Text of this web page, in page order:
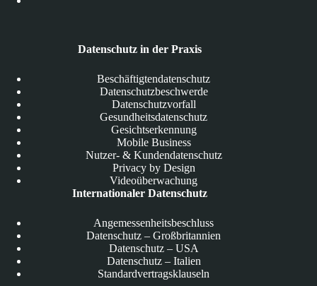
Datenschutz in der Praxis
Beschäftigtendatenschutz
Datenschutzbeschwerde
Datenschutzvorfall
Gesundheitsdatenschutz
Gesichtserkennung
Mobile Business
Nutzer- & Kundendatenschutz
Privacy by Design
Videoüberwachung
Internationaler Datenschutz
Angemessenheitsbeschluss
Datenschutz – Großbritannien
Datenschutz – USA
Datenschutz – Italien
Standardvertragsklauseln